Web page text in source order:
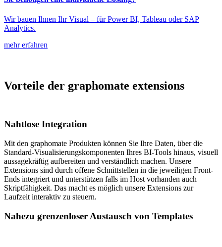
Wir bauen Ihnen Ihr Visual – für Power BI, Tableau oder SAP
Analytics.
mehr erfahren
Vorteile der graphomate extensions
Nahtlose Integration
Mit den graphomate Produkten können Sie Ihre Daten, über die
Standard-Visualisierungskomponenten Ihres BI-Tools hinaus, visuell
aussagekräftig aufbereiten und verständlich machen. Unsere
Extensions sind durch offene Schnittstellen in die jeweiligen Front-
Ends integriert und unterstützen falls im Host vorhanden auch
Skriptfähigkeit. Das macht es möglich unsere Extensions zur
Laufzeit interaktiv zu steuern.
Nahezu grenzenloser Austausch von Templates